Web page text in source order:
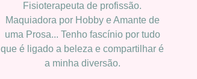
Fisioterapeuta de profissão.
Maquiadora por Hobby e Amante de
uma Prosa... Tenho fascínio por tudo
que é ligado a beleza e compartilhar é
a minha diversão.